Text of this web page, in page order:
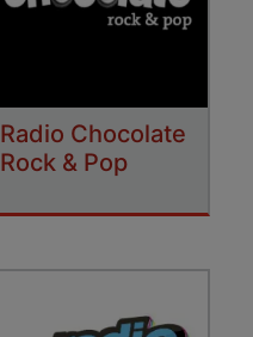
Radio Chocolate
Rock & Pop